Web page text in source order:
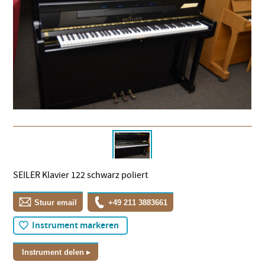
SEILER Klavier 122 schwarz poliert
Stuur email +49 211 3883661
Instrument markeren
Instrument delen